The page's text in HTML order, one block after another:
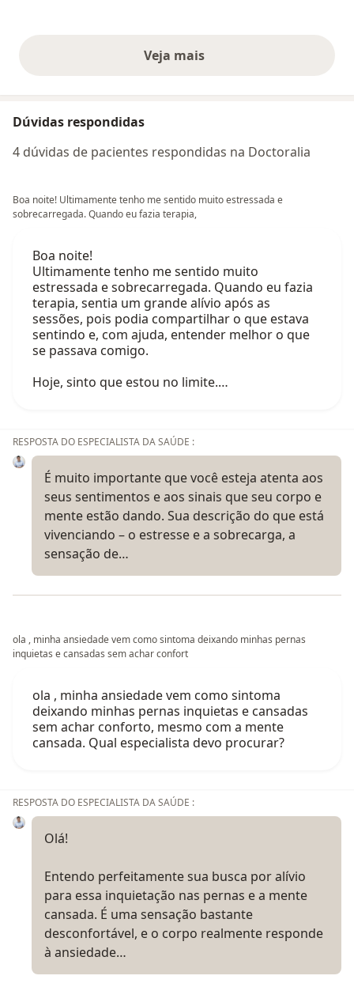
Veja maisopiniões acima
Dúvidas respondidas
4 dúvidas de pacientes respondidas na Doctoralia
Boa noite! Ultimamente tenho me sentido muito estressada e
sobrecarregada. Quando eu fazia terapia,
Boa noite!
Ultimamente tenho me sentido muito
estressada e sobrecarregada. Quando eu fazia
terapia, sentia um grande alívio após as
sessões, pois podia compartilhar o que estava
sentindo e, com ajuda, entender melhor o que
se passava comigo.
Hoje, sinto que estou no limite.…
RESPOSTA DO ESPECIALISTA DA SAÚDE :
É muito importante que você esteja atenta aos
seus sentimentos e aos sinais que seu corpo e
mente estão dando. Sua descrição do que está
vivenciando – o estresse e a sobrecarga, a
sensação de…
ola , minha ansiedade vem como sintoma deixando minhas pernas
inquietas e cansadas sem achar confort
ola , minha ansiedade vem como sintoma
deixando minhas pernas inquietas e cansadas
sem achar conforto, mesmo com a mente
cansada. Qual especialista devo procurar?
RESPOSTA DO ESPECIALISTA DA SAÚDE :
Olá!
Entendo perfeitamente sua busca por alívio
para essa inquietação nas pernas e a mente
cansada. É uma sensação bastante
desconfortável, e o corpo realmente responde
à ansiedade…